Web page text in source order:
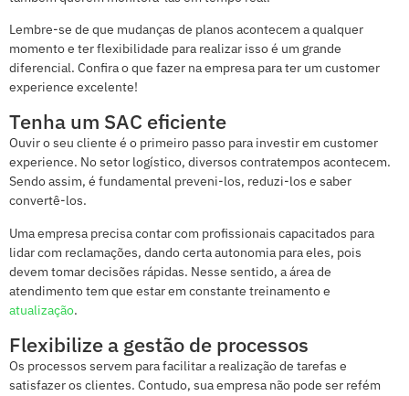
Lembre-se de que mudanças de planos acontecem a qualquer
momento e ter flexibilidade para realizar isso é um grande
diferencial. Confira o que fazer na empresa para ter um customer
experience excelente!
Tenha um SAC eficiente
Ouvir o seu cliente é o primeiro passo para investir em customer
experience. No setor logístico, diversos contratempos acontecem.
Sendo assim, é fundamental preveni-los, reduzi-los e saber
convertê-los.
Uma empresa precisa contar com profissionais capacitados para
lidar com reclamações, dando certa autonomia para eles, pois
devem tomar decisões rápidas. Nesse sentido, a área de
atendimento tem que estar em constante treinamento e
atualização.
Flexibilize a gestão de processos
Os processos servem para facilitar a realização de tarefas e
satisfazer os clientes. Contudo, sua empresa não pode ser refém